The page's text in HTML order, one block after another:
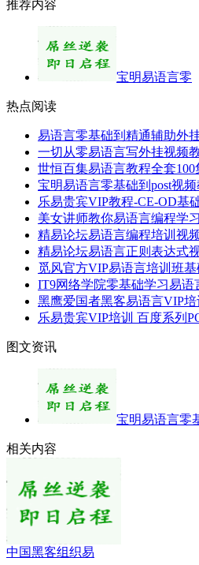
推荐内容
宝明易语言零
热点阅读
易语言零基础到精通辅助外
一切从零易语言写外挂视频
世恒百集易语言教程全套
宝明易语言零基础到post视频
乐易贵宾VIP教程-CE-OD基
美女讲师教你易语言编程学
精易论坛易语言编程培训视
精易论坛易语言正则表达式
觅风官方VIP易语言培训班
IT9网络学院零基础学习易语
黑鹰爱国者黑客易语言VIP
乐易贵宾VIP培训 百度系列
图文资讯
宝明易语言零
相关内容
中国黑客组织易